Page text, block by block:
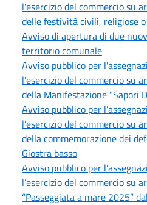
l'esercizio del commercio su
delle festività civili, religiose
Avviso di apertura di due
territorio comunale
Avviso pubblico per
l'esercizio del commercio su
della Manifestazione "Sapori
Avviso pubblico per
l’esercizio del commercio su
della commemorazione dei
Giostra basso
Avviso pubblico per
l’esercizio del commercio su
“Passeggiata a mare 2025”